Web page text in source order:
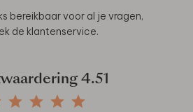
bereikbaar voor al je vragen,
de klantenservice.
4.51